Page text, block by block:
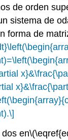
de orden
sistema de
forma de
dos en